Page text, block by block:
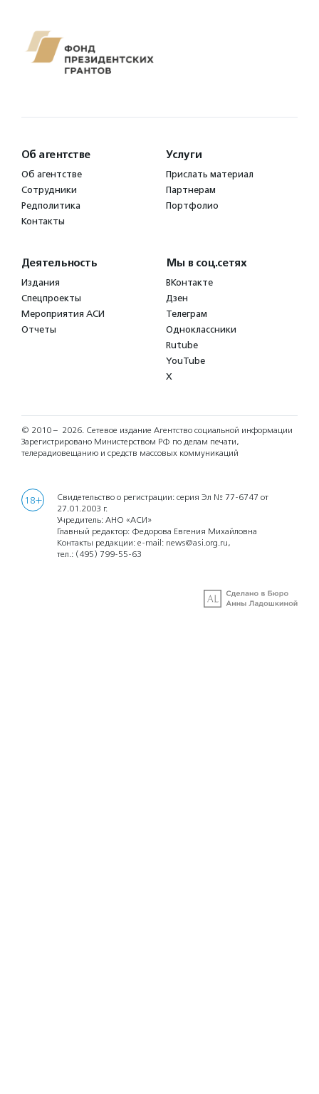
Об агентстве
Об агентстве
Сотрудники
Редполитика
Контакты
Услуги
Прислать материал
Партнерам
Портфолио
Деятельность
Издания
Спецпроекты
Мероприятия АСИ
Отчеты
Мы в соц.сетях
ВКонтакте
Дзен
Телеграм
Одноклассники
Rutube
YouTube
X
© 2010 – 2026. Сетевое издание Агентство социальной информации
Зарегистрировано Министерством РФ по делам печати,
телерадиовещанию и средств массовых коммуникаций
18+
Свидетельство о регистрации: серия Эл № 77-6747 от
27.01.2003 г.
Учредитель: АНО «АСИ»
Главный редактор: Федорова Евгения Михайловна
Контакты редакции: e-mail: news@asi.org.ru,
тел.: (495) 799-55-63